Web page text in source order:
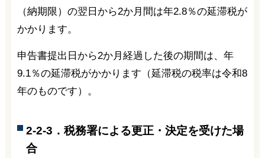
（納期限）の翌日から2か月間は年2.8％の延滞税が
かかります。
申告書提出日から2か月経過した後の期間は、年
9.1％の延滞税がかかります（延滞税の税率は令和8
年のものです）。
2-2-3．税務署による更正・決定を受けた場
合